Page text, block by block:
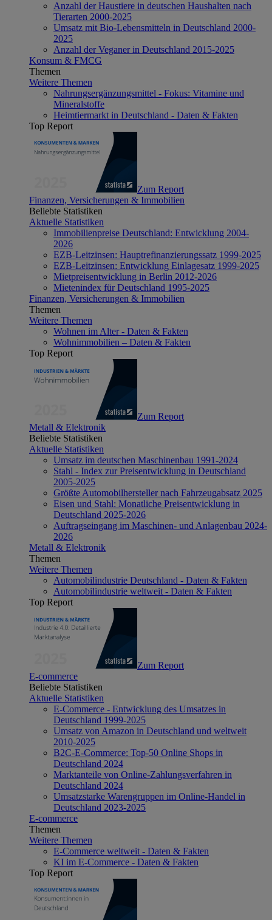
Anzahl der Haustiere in deutschen Haushalten nach
Tierarten 2000-2025
Umsatz mit Bio-Lebensmitteln in Deutschland 2000-
2025
Anzahl der Veganer in Deutschland 2015-2025
Konsum & FMCG
Themen
Weitere Themen
Nahrungsergänzungsmittel - Fokus: Vitamine und
Mineralstoffe
Heimtiermarkt in Deutschland - Daten & Fakten
Top Report
Zum Report
Finanzen, Versicherungen & Immobilien
Beliebte Statistiken
Aktuelle Statistiken
Immobilienpreise Deutschland: Entwicklung 2004-
2026
EZB-Leitzinsen: Hauptrefinanzierungssatz 1999-2025
EZB-Leitzinsen: Entwicklung Einlagesatz 1999-2025
Mietpreisentwicklung in Berlin 2012-2026
Mietenindex für Deutschland 1995-2025
Finanzen, Versicherungen & Immobilien
Themen
Weitere Themen
Wohnen im Alter - Daten & Fakten
Wohnimmobilien – Daten & Fakten
Top Report
Zum Report
Metall & Elektronik
Beliebte Statistiken
Aktuelle Statistiken
Umsatz im deutschen Maschinenbau 1991-2024
Stahl - Index zur Preisentwicklung in Deutschland
2005-2025
Größte Automobilhersteller nach Fahrzeugabsatz 2025
Eisen und Stahl: Monatliche Preisentwicklung in
Deutschland 2025-2026
Auftragseingang im Maschinen- und Anlagenbau 2024-
2026
Metall & Elektronik
Themen
Weitere Themen
Automobilindustrie Deutschland - Daten & Fakten
Automobilindustrie weltweit - Daten & Fakten
Top Report
Zum Report
E-commerce
Beliebte Statistiken
Aktuelle Statistiken
E-Commerce - Entwicklung des Umsatzes in
Deutschland 1999-2025
Umsatz von Amazon in Deutschland und weltweit
2010-2025
B2C-E-Commerce: Top-50 Online Shops in
Deutschland 2024
Marktanteile von Online-Zahlungsverfahren in
Deutschland 2024
Umsatzstarke Warengruppen im Online-Handel in
Deutschland 2023-2025
E-commerce
Themen
Weitere Themen
E-Commerce weltweit - Daten & Fakten
KI im E-Commerce - Daten & Fakten
Top Report